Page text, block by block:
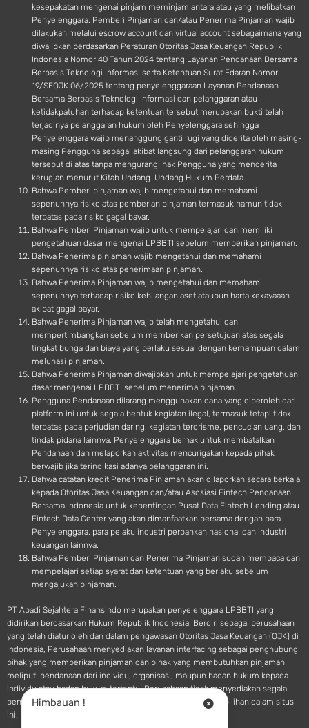
kesepakatan mengenai pinjam meminjam antara atau yang melibatkan
Penyelenggara, Pemberi Pinjaman dan/atau Penerima Pinjaman wajib
dilakukan melalui escrow account dan virtual account sebagaimana yang
diwajibkan berdasarkan Peraturan Otoritas Jasa Keuangan Republik
Indonesia Nomor 40 Tahun 2024 tentang Layanan Pendanaan Bersama
Berbasis Teknologi Informasi serta Ketentuan Surat Edaran Nomor
19/SEOJK.06/2025 tentang penyelenggaraan Layanan Pendanaan
Bersama Berbasis Teknologi Informasi dan pelanggaran atau
ketidakpatuhan terhadap ketentuan tersebut merupakan bukti telah
terjadinya pelanggaran hukum oleh Penyelenggara sehingga
Penyelenggara wajib menanggung ganti rugi yang diderita oleh masing-
masing Pengguna sebagai akibat langsung dari pelanggaran hukum
tersebut di atas tanpa mengurangi hak Pengguna yang menderita
kerugian menurut Kitab Undang-Undang Hukum Perdata.
Bahwa Pemberi pinjaman wajib mengetahui dan memahami
sepenuhnya risiko atas pemberian pinjaman termasuk namun tidak
terbatas pada risiko gagal bayar.
Bahwa Pemberi Pinjaman wajib untuk mempelajari dan memiliki
pengetahuan dasar mengenai LPBBTI sebelum memberikan pinjaman.
Bahwa Penerima pinjaman wajib mengetahui dan memahami
sepenuhnya risiko atas penerimaan pinjaman.
Bahwa Penerima Pinjaman wajib mengetahui dan memahami
sepenuhnya terhadap risiko kehilangan aset ataupun harta kekayaaan
akibat gagal bayar.
Bahwa Penerima Pinjaman wajib telah mengetahui dan
mempertimbangkan sebelum memberikan persetujuan atas segala
tingkat bunga dan biaya yang berlaku sesuai dengan kemampuan dalam
melunasi pinjaman.
Bahwa Penerima Pinjaman diwajibkan untuk mempelajari pengetahuan
dasar mengenai LPBBTI sebelum menerima pinjaman.
Pengguna Pendanaan dilarang menggunakan dana yang diperoleh dari
platform ini untuk segala bentuk kegiatan ilegal, termasuk tetapi tidak
terbatas pada perjudian daring, kegiatan terorisme, pencucian uang, dan
tindak pidana lainnya. Penyelenggara berhak untuk membatalkan
Pendanaan dan melaporkan aktivitas mencurigakan kepada pihak
berwajib jika terindikasi adanya pelanggaran ini.
Bahwa catatan kredit Penerima Pinjaman akan dilaporkan secara berkala
kepada Otoritas Jasa Keuangan dan/atau Asosiasi Fintech Pendanaan
Bersama Indonesia untuk kepentingan Pusat Data Fintech Lending atau
Fintech Data Center yang akan dimanfaatkan bersama dengan para
Penyelenggara, para pelaku industri perbankan nasional dan industri
keuangan lainnya.
Bahwa Pemberi Pinjaman dan Penerima Pinjaman sudah membaca dan
mempelajari setiap syarat dan ketentuan yang berlaku sebelum
mengajukan pinjaman.
PT Abadi Sejahtera Finansindo merupakan penyelenggara LPBBTI yang
didirikan berdasarkan Hukum Republik Indonesia. Berdiri sebagai perusahaan
yang telah diatur oleh dan dalam pengawasan Otoritas Jasa Keuangan (OJK) di
Indonesia, Perusahaan menyediakan layanan interfacing sebagai penghubung
pihak yang memberikan pinjaman dan pihak yang membutuhkan pinjaman
meliputi pendanaan dari individu, organisasi, maupun badan hukum kepada
individu atau badan hukum tertentu. Perusahaan tidak menyediakan segala
bentuk saran atau rekomendasi pendanaan terkait pilihan-pilihan dalam situs
ini.
Himbauan !